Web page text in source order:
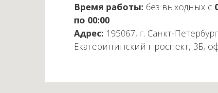
Время работы: без выходных с
по 00:00
Адрес: 195067, г. Санкт-
Екатерининский проспект, 3Б,